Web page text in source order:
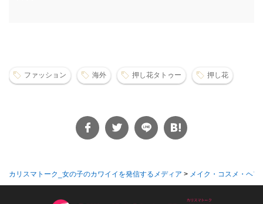
ファッション 海外 押し花タトゥー 押し花
カリスマトーク_女の子のカワイイを発信するメディア > メイク・コスメ・ヘア